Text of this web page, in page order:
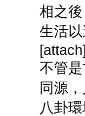
相之
生活
不管
同源
八卦